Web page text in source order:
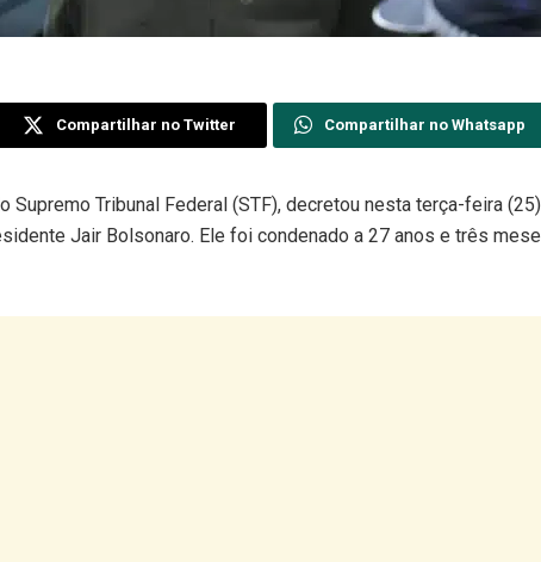
Compartilhar no Twitter Compartilhar no Whatsapp
Supremo Tribunal Federal (STF), decretou nesta terça-feira
Jair Bolsonaro. Ele foi condenado a 27 anos e três